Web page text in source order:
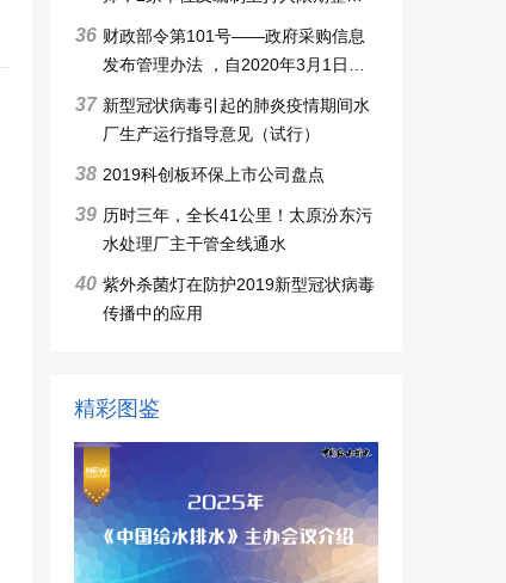
个月，3家审批申请被暂停，技术整
改6个月
36 财政部令第101号——政府采购信息
发布管理办法 ，自2020年3月1日起
施行
37 新型冠状病毒引起的肺炎疫情期间水
厂生产运行指导意见（试行）
38 2019科创板环保上市公司盘点
39 历时三年，全长41公里！太原汾东污
水处理厂主干管全线通水
40 紫外杀菌灯在防护2019新型冠状病毒
传播中的应用
精彩图鉴